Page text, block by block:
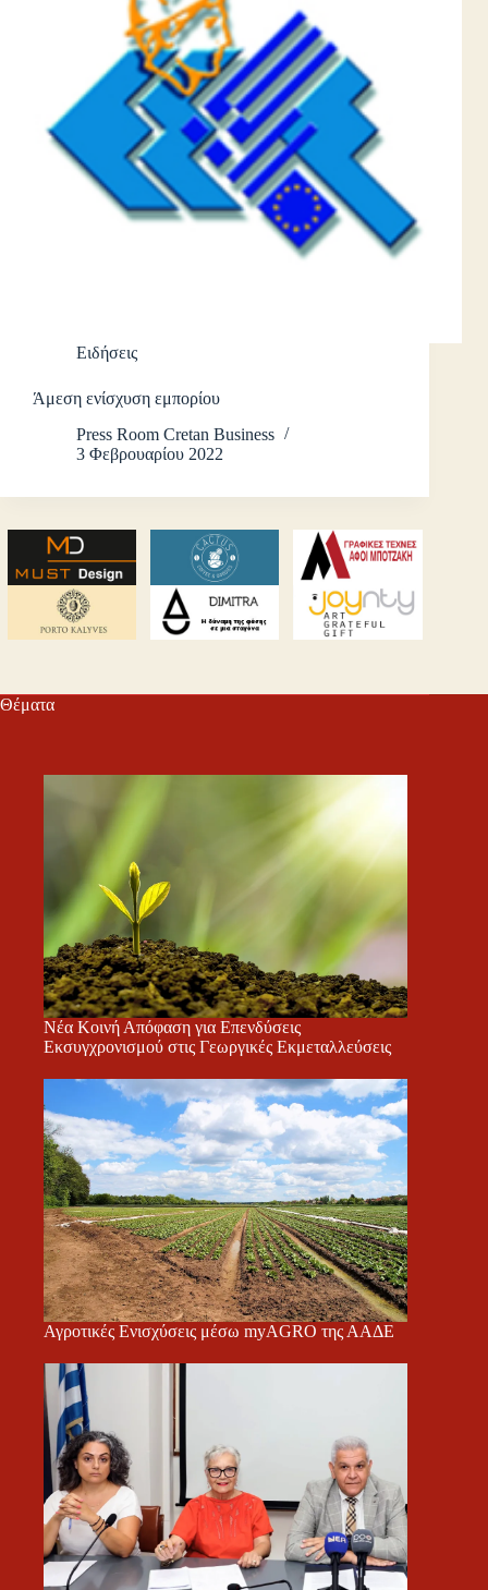
Ειδήσεις
Άμεση ενίσχυση εμπορίου
Press Room Cretan Business
3 Φεβρουαρίου 2022
Θέματα
Νέα Κοινή Απόφαση για Επενδύσεις
Εκσυγχρονισμού στις Γεωργικές Εκμεταλλεύσεις
Αγροτικές Ενισχύσεις μέσω myAGRO της ΑΑΔΕ